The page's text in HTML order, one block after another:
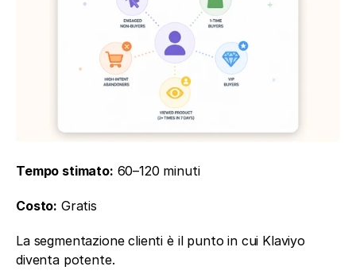
Tempo stimato: 60–120 minuti
Costo: Gratis
La segmentazione clienti è il punto in cui Klaviyo
diventa potente.